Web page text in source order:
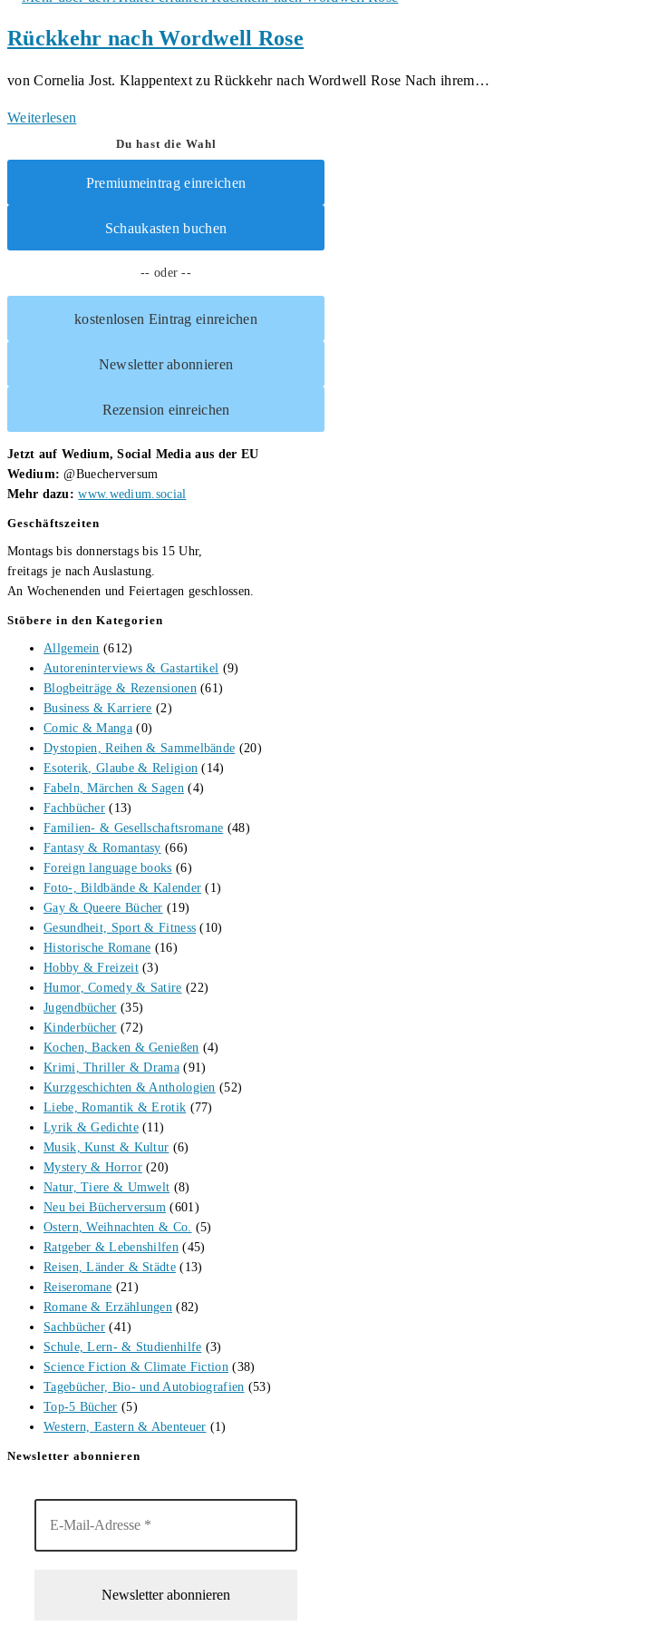
Sammelband
4
Rückkehr nach Wordwell Rose
von Cornelia Jost. Klappentext zu Rückkehr nach Wordwell Rose Nach ihrem…
Weiterlesen
Wordwell
Rose
Du hast die Wahl
Premiumeintrag einreichen
Schaukasten buchen
-- oder --
kostenlosen Eintrag einreichen
Newsletter abonnieren
Rezension einreichen
Jetzt auf Wedium, Social Media aus der EU
Wedium: @Buecherversum
Mehr dazu: www.wedium.social
Geschäftszeiten
Montags bis donnerstags bis 15 Uhr,
freitags je nach Auslastung.
An Wochenenden und Feiertagen geschlossen.
Stöbere in den Kategorien
Allgemein (612)
Autoreninterviews & Gastartikel (9)
Blogbeiträge & Rezensionen (61)
Business & Karriere (2)
Comic & Manga (0)
Dystopien, Reihen & Sammelbände (20)
Esoterik, Glaube & Religion (14)
Fabeln, Märchen & Sagen (4)
Fachbücher (13)
Familien- & Gesellschaftsromane (48)
Fantasy & Romantasy (66)
Foreign language books (6)
Foto-, Bildbände & Kalender (1)
Gay & Queere Bücher (19)
Gesundheit, Sport & Fitness (10)
Historische Romane (16)
Hobby & Freizeit (3)
Humor, Comedy & Satire (22)
Jugendbücher (35)
Kinderbücher (72)
Kochen, Backen & Genießen (4)
Krimi, Thriller & Drama (91)
Kurzgeschichten & Anthologien (52)
Liebe, Romantik & Erotik (77)
Lyrik & Gedichte (11)
Musik, Kunst & Kultur (6)
Mystery & Horror (20)
Natur, Tiere & Umwelt (8)
Neu bei Bücherversum (601)
Ostern, Weihnachten & Co. (5)
Ratgeber & Lebenshilfen (45)
Reisen, Länder & Städte (13)
Reiseromane (21)
Romane & Erzählungen (82)
Sachbücher (41)
Schule, Lern- & Studienhilfe (3)
Science Fiction & Climate Fiction (38)
Tagebücher, Bio- und Autobiografien (53)
Top-5 Bücher (5)
Western, Eastern & Abenteuer (1)
Newsletter abonnieren